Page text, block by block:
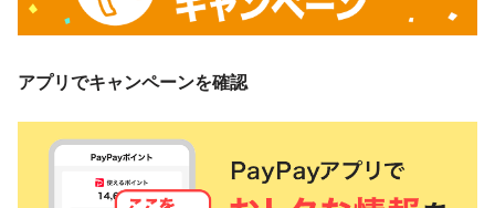
アプリでキャンペーンを確認